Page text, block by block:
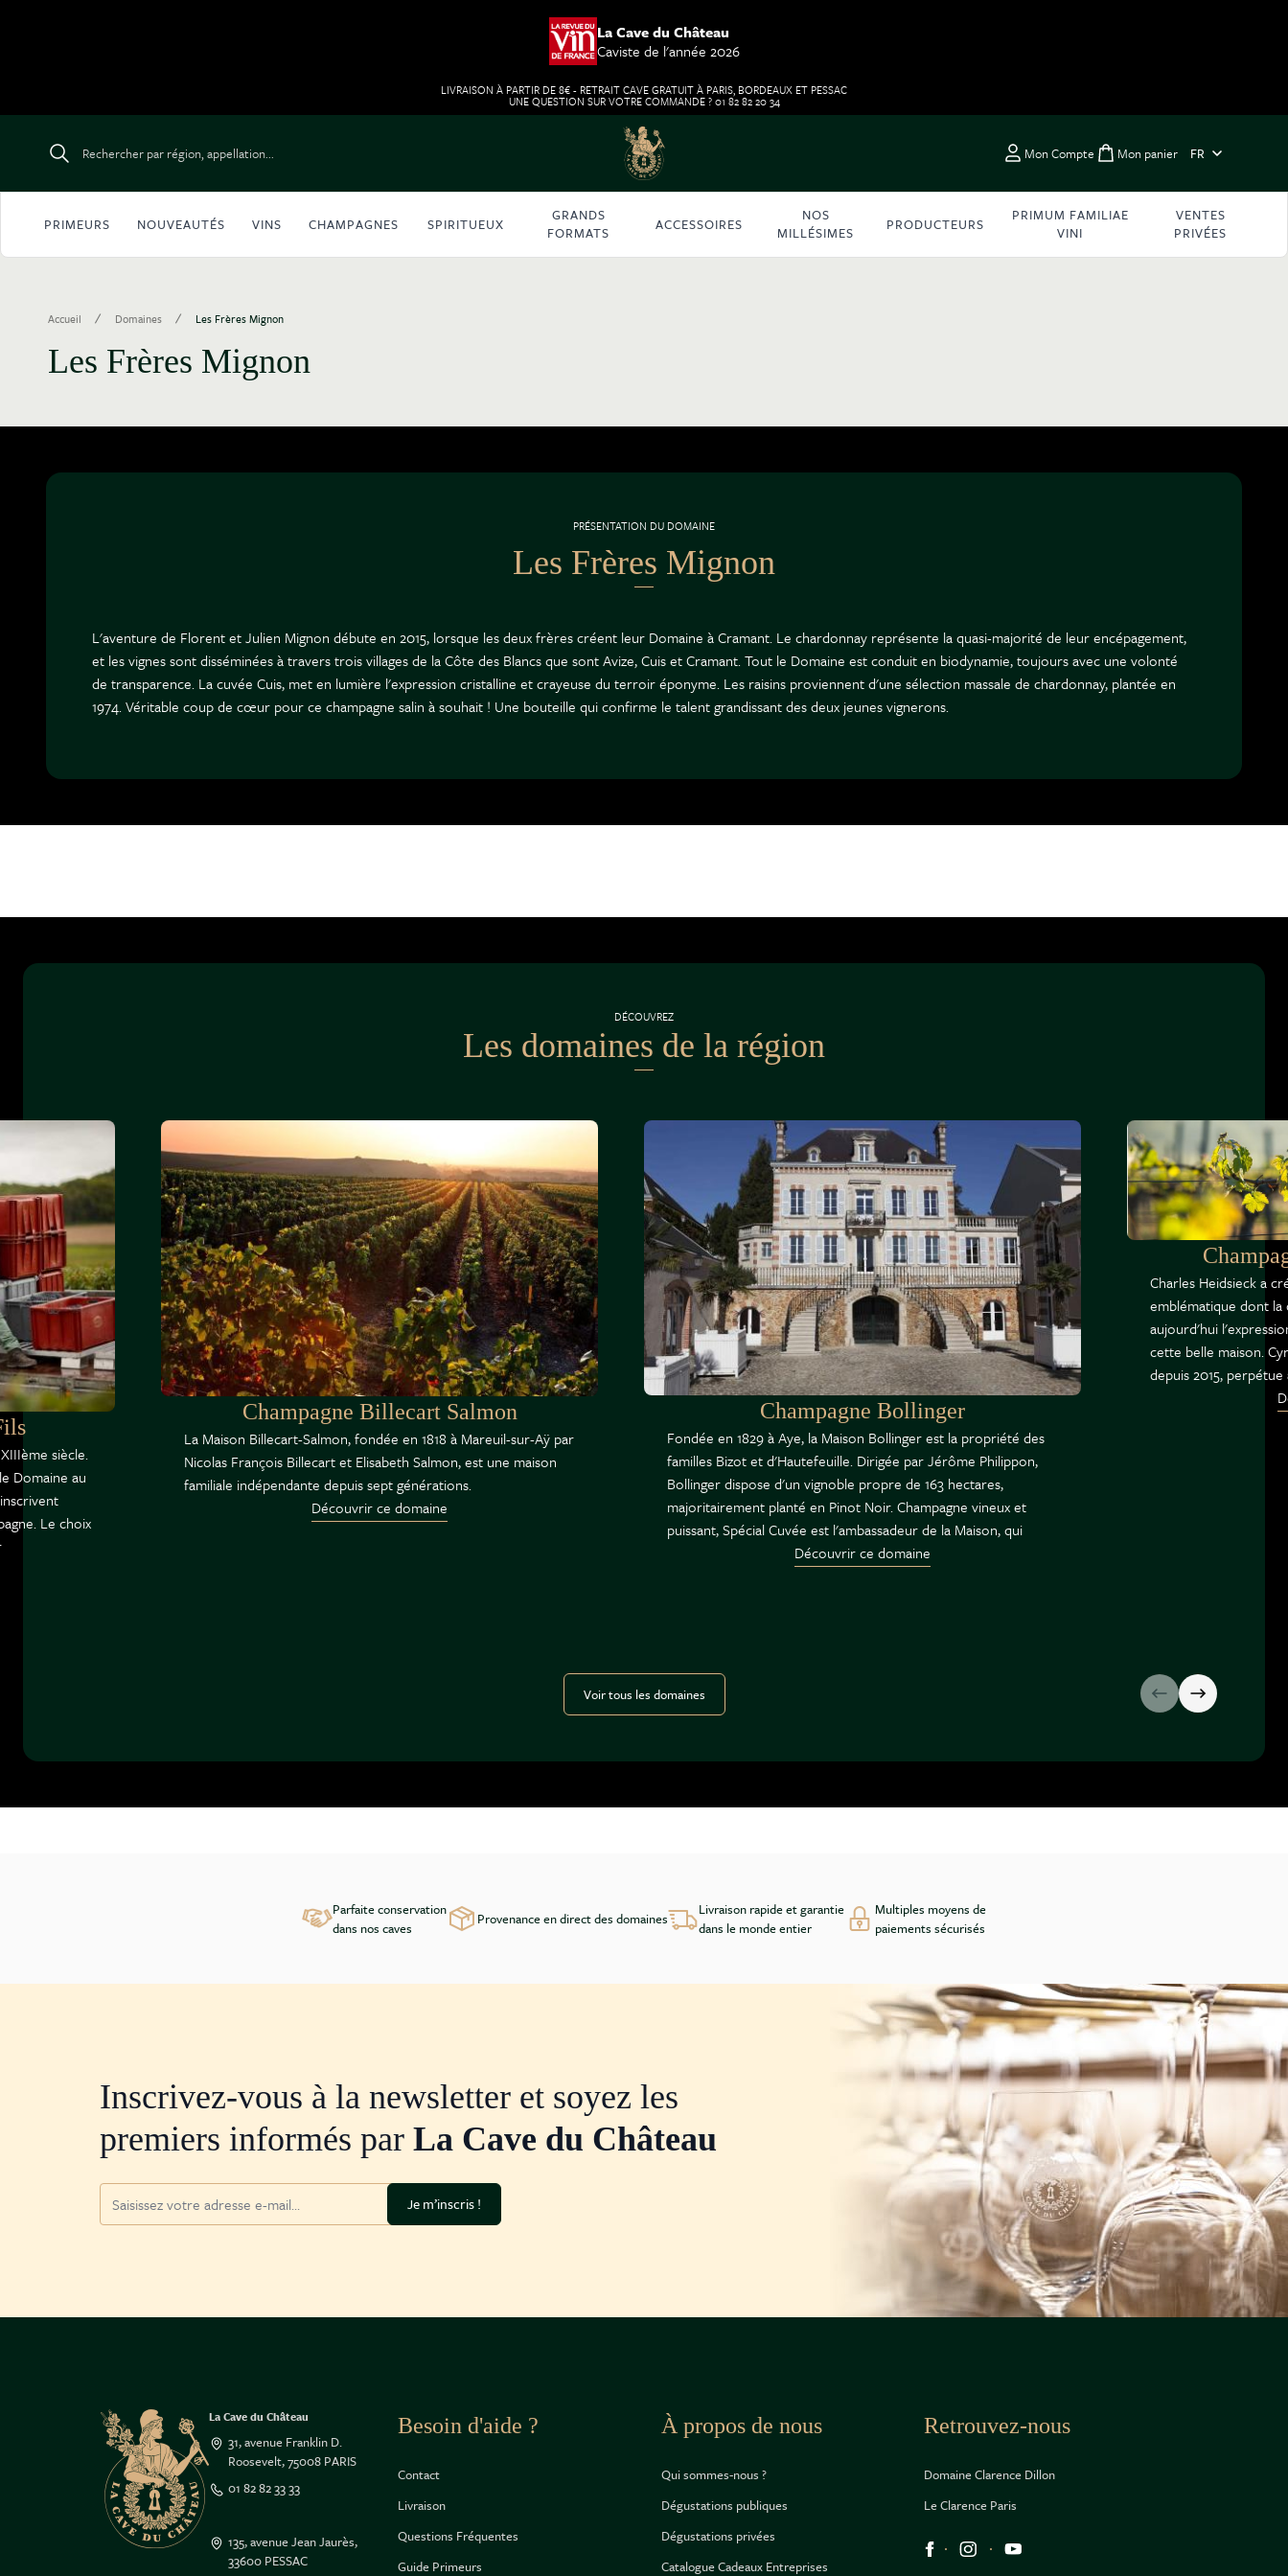
La Cave du Château
Caviste de l'année 2026
LIVRAISON À PARTIR DE 8€ - RETRAIT CAVE GRATUIT À PARIS, BORDEAUX ET PESSAC
UNE QUESTION SUR VOTRE COMMANDE ? 01 82 82 20 34
Rechercher par région, appellation... Mon Compte Toggle minicart,
Mon panier FR
PRIMEURS NOUVEAUTÉS VINS CHAMPAGNES SPIRITUEUX
GRANDS
FORMATS
ACCESSOIRES
NOS
MILLÉSIMES
PRODUCTEURS
PRIMUM FAMILIAE
VINI
VENTES
PRIVÉES
Accueil / Domaines / Les Frères Mignon
Les Frères Mignon
PRÉSENTATION DU DOMAINE
Les Frères Mignon
L'aventure de Florent et Julien Mignon débute en 2015, lorsque les deux frères créent leur Domaine à Cramant. Le chardonnay représente la quasi-majorité de leur encépagement,
et les vignes sont disséminées à travers trois villages de la Côte des Blancs que sont Avize, Cuis et Cramant. Tout le Domaine est conduit en biodynamie, toujours avec une volonté
de transparence. La cuvée Cuis, met en lumière l'expression cristalline et crayeuse du terroir éponyme. Les raisins proviennent d'une sélection massale de chardonnay, plantée en
1974. Véritable coup de cœur pour ce champagne salin à souhait ! Une bouteille qui confirme le talent grandissant des deux jeunes vignerons.
DÉCOUVREZ
Les domaines de la région
siècle.
Domaine au
Le choix
Champagne Billecart Salmon
La Maison Billecart-Salmon, fondée en 1818 à Mareuil-sur-Aÿ par
Nicolas François Billecart et Elisabeth Salmon, est une maison
familiale indépendante depuis sept générations.
Découvrir ce domaine
Champagne Bollinger
Fondée en 1829 à Aye, la Maison Bollinger est la propriété des
familles Bizot et d'Hautefeuille. Dirigée par Jérôme Philippon,
Bollinger dispose d'un vignoble propre de 163 hectares,
majoritairement planté en Pinot Noir. Champagne vineux et
puissant, Spécial Cuvée est l'ambassadeur de la Maison, qui
Découvrir ce domaine
Charles Heidsieck a
emblématique dont
aujourd'hui
cette belle maison.
depuis 2015,
Voir tous les domaines
Parfaite conservation
dans nos caves
Provenance en direct des domaines
Livraison rapide et garantie
dans le monde entier
Multiples moyens de
paiements sécurisés
Inscrivez-vous à la newsletter et soyez les
premiers informés par La Cave du Château
Je m’inscris !
La Cave du Château
31, avenue Franklin D.
Roosevelt, 75008 PARIS
01 82 82 33 33
135, avenue Jean Jaurès,
33600 PESSAC
Besoin d'aide ?
Contact
Livraison
Questions Fréquentes
Guide Primeurs
À propos de nous
Qui sommes-nous ?
Dégustations publiques
Dégustations privées
Catalogue Cadeaux Entreprises
Retrouvez-nous
Domaine Clarence Dillon
Le Clarence Paris
Réseaux sociaux